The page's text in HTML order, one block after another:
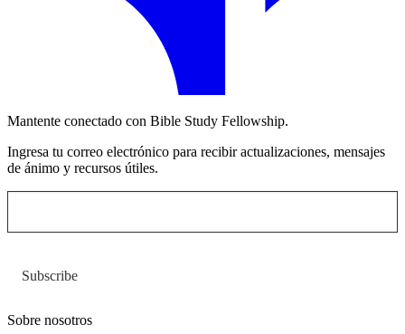
Mantente conectado con Bible Study Fellowship.
Ingresa tu correo electrónico para recibir actualizaciones, mensajes
de ánimo y recursos útiles.
Subscribe
Sobre nosotros